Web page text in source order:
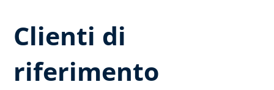
Clienti di
riferimento